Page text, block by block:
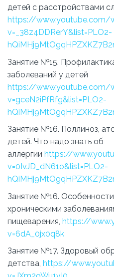
детей с расстройствами
https://www.youtube.com/
v=_38z4DDRerY&list=PLO2-
Занятие №15.
заболеваний у детей
https://www.youtube.com/
v=gceN2iPfRfg&list=PLO2-
Занятие №16. Поллиноз,
детей. Что надо знать об
аллергии https://
v=0IvJD_dN61o&list=PLO2-
Занятие №16.
хроническими
пищеварения, https://
v=6dA_0jx0q8k
Занятие №17. Здоровый
детства, https://